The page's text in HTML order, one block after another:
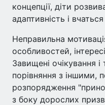
концепції, діти
адаптивність і
Неправильна
особливостей,
Завищені очікування
порівняння з іншими,
розпорядження
з боку дорослих